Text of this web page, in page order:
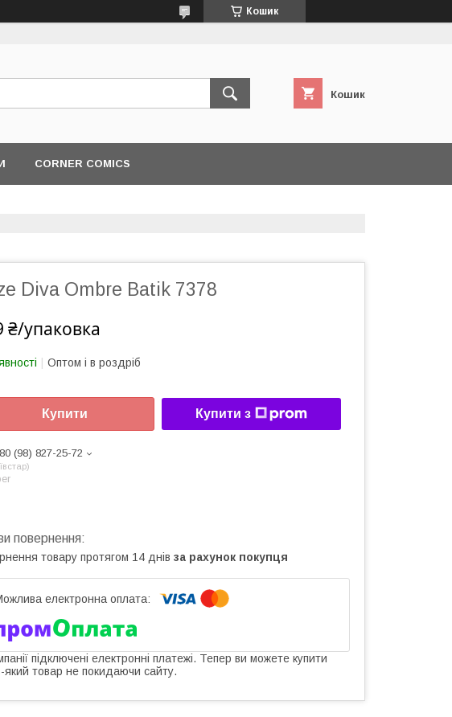
Кошик
Кошик
CORNER COMICS
Diva Ombre Batik 7378
₴/упаковка
Оптом і в роздріб
Купити Купити з
(98) 827-25-72
товару протягом 14 днів за рахунок покупця
підключені електронні платежі. Тепер ви можете купити
який товар не покидаючи сайту.